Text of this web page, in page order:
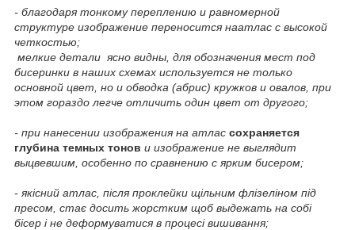
- благодаря тонкому переплению и равномерной
структуре изображение переносится наатлас с высокой
четкостью;
мелкие детали ясно видны, для обозначения мест под
бисеринки в наших схемах используется не только
основной цвет, но и обводка (абрис) кружков и овалов, при
этом гораздо легче отличить один цвет от другого;
- при нанесении изображения на атлас сохраняется
глубина темных тонов и изображение не выглядит
выцвевшим, особенно по сравнению с ярким бисером;
- якісний атлас, після проклейки щільним флізеліном під
пресом, стає досить жорстким щоб выдежать на собі
бісер і не деформуватися в процесі вишивання;